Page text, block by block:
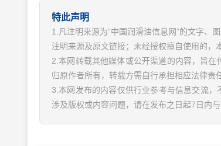
特此声明
1.凡注明来源为“中国润滑油信息网”的文字、
注明来源及原文链接；未经授权擅自使用的，
2.本网转载其他媒体或公开渠道的内容，旨
归原作者所有，转载方需自行承担相应法律责任
3.本网发布的内容仅供行业参考与信息交流
涉及版权或内容问题，请在发布之日起7日内与